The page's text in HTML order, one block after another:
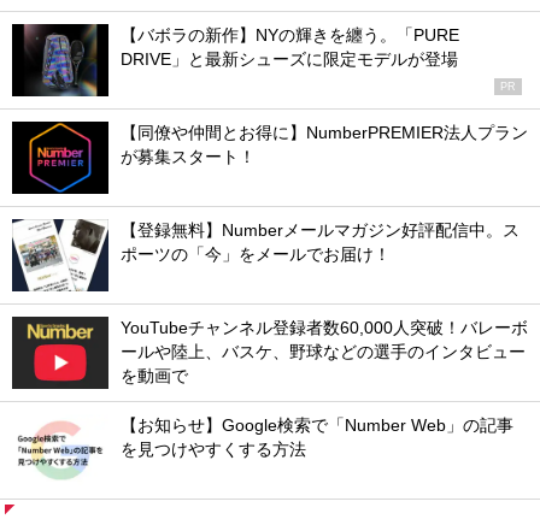
【バボラの新作】NYの輝きを纏う。「PURE
DRIVE」と最新シューズに限定モデルが登場
PR
【同僚や仲間とお得に】NumberPREMIER法人プラン
が募集スタート！
【登録無料】Numberメールマガジン好評配信中。ス
ポーツの「今」をメールでお届け！
YouTubeチャンネル登録者数60,000人突破！バレーボ
ールや陸上、バスケ、野球などの選手のインタビュー
を動画で
【お知らせ】Google検索で「Number Web」の記事
を見つけやすくする方法